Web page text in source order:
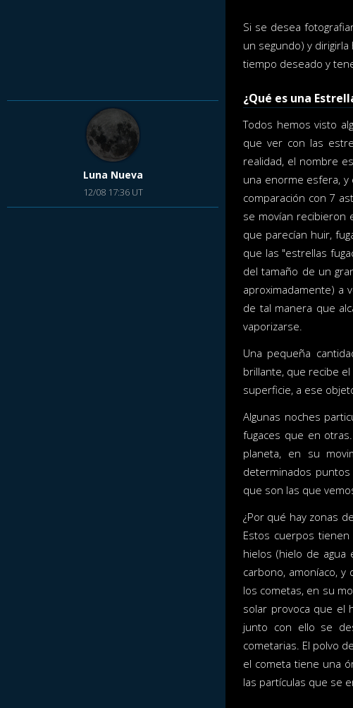
Luna Nueva
12/08 17:36 UT
Si se desea
un segundo) y
tiempo deseado y
¿Qué es una
Todos hemos visto
que ver con las
realidad, el nombre
una enorme esfera,
comparación con 7
se movían recibieron
que parecían huir,
que las "estrellas
del tamaño de un
aproximadamente) a
de tal manera que
vaporizarse.
Una pequeña
brillante, que recibe
superficie, a ese
Algunas noches
fugaces que en
planeta, en su
determinados
que son las que
¿Por qué hay zonas
Estos cuerpos
hielos (hielo de
carbono, amoníaco,
los cometas, en su
solar provoca que el
junto con ello se
cometarias. El polvo
el cometa tiene una
las partículas que se